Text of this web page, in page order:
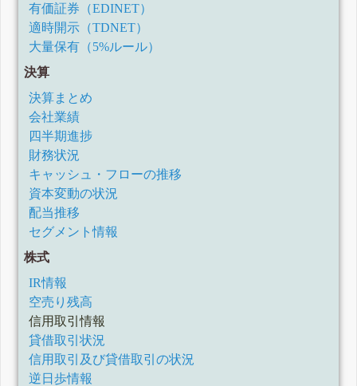
有価証券（EDINET）
適時開示（TDNET）
大量保有（5%ルール）
決算
決算まとめ
会社業績
四半期進捗
財務状況
キャッシュ・フローの推移
資本変動の状況
配当推移
セグメント情報
株式
IR情報
空売り残高
信用取引情報
貸借取引状況
信用取引及び貸借取引の状況
逆日歩情報